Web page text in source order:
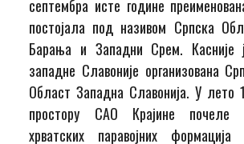
септембра исте године
постојала под називом Српска
Барања и Западни Срем. Касније
западне Славоније организована
Област Западна Славонија. У лето
простору САО Крајине почеле
хрватских паравојних